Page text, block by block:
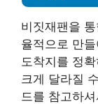
비짓재팬을
율적으로 만
도착지를 정
크게 달라질
드를 참고하